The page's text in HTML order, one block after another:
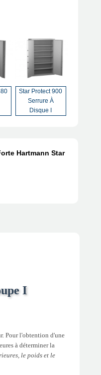
Star Protect 900
Serrure À
Disque I
Hartmann Star
I
Pour l'obtention d'une
à déterminer la
le poids et le